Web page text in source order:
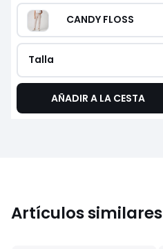
CANDY FLOSS
Talla
AÑADIR A LA CESTA
Artículos similares